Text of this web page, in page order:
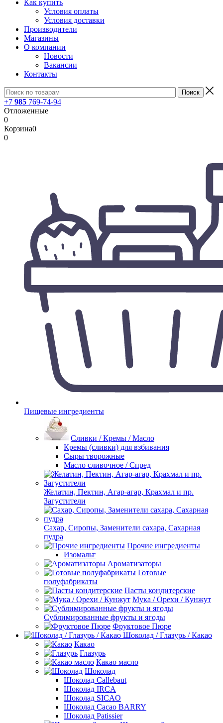
Как купить
Условия оплаты
Условия доставки
Производители
Магазины
О компании
Новости
Вакансии
Контакты
+7 985 769-74-94
Отложенные
0
Корзина0
0
Пищевые ингредиенты
Сливки / Кремы / Масло
Кремы (сливки) для взбивания
Сыры творожные
Масло сливочное / Спред
Желатин, Пектин, Агар-агар, Крахмал и пр.
Загустители
Сахар, Сиропы, Заменители сахара, Сахарная
пудра
Прочие ингредиенты
Изомальт
Ароматизаторы
Готовые
полуфабрикаты
Пасты кондитерские
Мука / Орехи / Кунжут
Сублимированные фрукты и ягоды
Фруктовое Пюре
Шоколад / Глазурь / Какао
Какао
Глазурь
Какао масло
Шоколад
Шоколад Callebaut
Шоколад IRCA
Шоколад SICAO
Шоколад Cacao BARRY
Шоколад Patissier